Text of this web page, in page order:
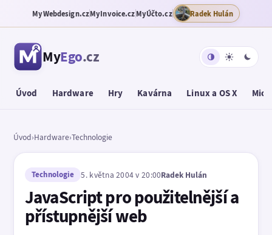
MyWebdesign.czMyInvoice.czMyÚčto.cz Radek Hulán
MyEgo.cz
Úvod Hardware Hry Kavárna Linux a OS X
Úvod›Hardware›Technologie
Technologie 5. května 2004 v 20:00Radek Hulán
JavaScript pro použitelnější a
přístupnější web